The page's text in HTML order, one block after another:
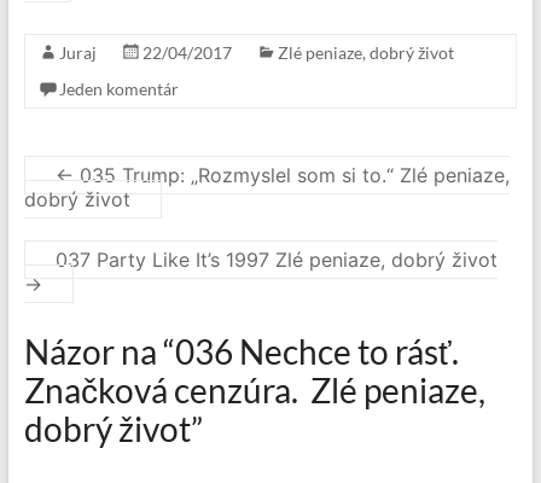
Juraj 22/04/2017
Zlé peniaze, dobrý život
Jeden komentár
← 035 Trump: „Rozmyslel som si to.“ Zlé peniaze,
dobrý život
037 Party Like It’s 1997 Zlé peniaze, dobrý život
→
Názor na “036 Nechce to rásť.
Značková cenzúra. Zlé peniaze,
dobrý život”